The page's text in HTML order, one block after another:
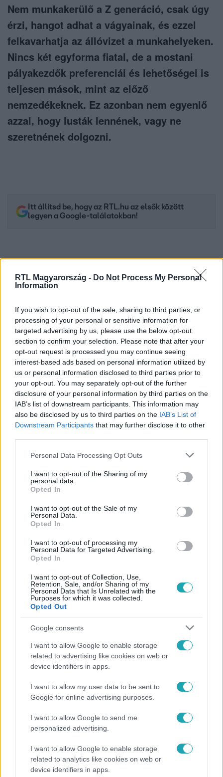
RTL Magyarország - Do Not Process My Personal
Information
If you wish to opt-out of the sale, sharing to third parties, or
processing of your personal or sensitive information for
targeted advertising by us, please use the below opt-out
section to confirm your selection. Please note that after your
opt-out request is processed you may continue seeing
interest-based ads based on personal information utilized by
us or personal information disclosed to third parties prior to
your opt-out. You may separately opt-out of the further
disclosure of your personal information by third parties on the
IAB’s list of downstream participants. This information may
also be disclosed by us to third parties on the IAB’s List of
Downstream Participants that may further disclose it to other
Please note that this website/app uses one or more Google
not limited to your visit or usage behaviour. You may click to
grant or deny consent to Google and its third-party tags to
use your data for below specified purposes in below Google
consent section.
Personal Data Processing Opt Outs
I want to opt-out of the Sharing of my
personal data.
Opted In
I want to opt-out of the Sale of my
Personal Data.
Opted In
I want to opt-out of processing my
Personal Data for Targeted Advertising.
Opted In
I want to opt-out of Collection, Use,
Retention, Sale, and/or Sharing of my
Personal Data that Is Unrelated with the
Purposes for which it was collected.
Opted Out
Google consents
I want to allow Google to enable storage
related to advertising like cookies on web or
device identifiers in apps.
I want to allow my user data to be sent to
Google for online advertising purposes.
I want to allow Google to send me
personalized advertising.
I want to allow Google to enable storage
related to analytics like cookies on web or
device identifiers in apps.
Nem munkakerülő a Z generáció, csak úgy
érzi, hangot adhat a vágyainak, és ezzel
felkavarhatja az állóvizet a munkahelyeken.
Nincs két egyforma fiatal, de a mostani
pályakezdők preferenciái és lehetőségei is
teljesen mások, mint az előző
nemzedékeknek. Ez azonban nem egyenlő
azzal, hogy lusták lennének, vagy ne
szeretnének dolgozni.
Itt állítsd be, hogy az RTL.hu az elsők között
legyen a Google-találatokban!
Kövess minket, és értesülj a friss hírekről a
Facebookon is!
Követem
ÉLETMÓD # Z GENERÁCIÓ # MUNKAHELY
GENERÁCIÓS SZAKÉRTŐ
Népszerű
„A csúcs opcionális, a biztonságos hazatérés
kötelező” – 50 méterre a csúcstól fordult vissza